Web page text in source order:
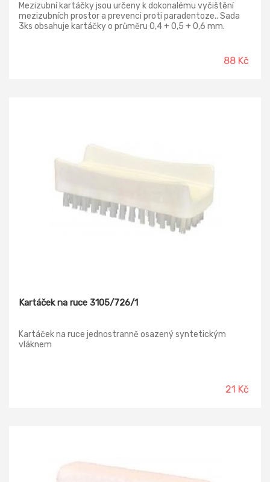
Mezizubní kartáčky jsou určeny k dokonalému vyčištění
mezizubních prostor a prevenci proti paradentoze.. Sada
3ks obsahuje kartáčky o průměru 0,4 + 0,5 + 0,6 mm.
88 Kč
Kartáček na ruce 3105/726/1
Kartáček na ruce jednostranně osazený syntetickým
vláknem
21 Kč